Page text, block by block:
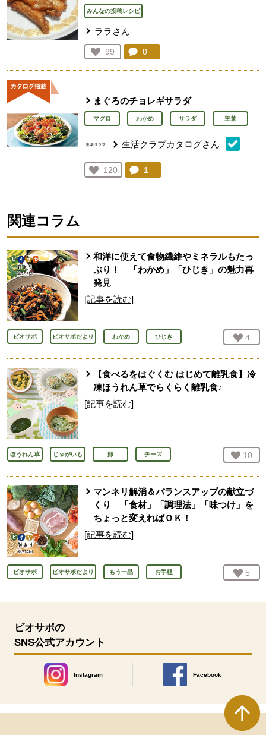
みんなの投稿レシピ
ララさん
お気に入り登録：
99
人が登録
コメント：
0
まぐろのチョレギサラダ
マグロ わかめ サラダ 主菜
生活クラブカタログさん
お気に入り登録：
120
人が登録
コメント：
1
関連コラム
和洋に使えて食物繊維やミネラルもたっ
ぷり！ 「わかめ」「ひじき」の魅力再
発見
[記事を読む]
ビオサポ ビオサポだより わかめ ひじき お気
4
【食べるをはぐくむ はじめて離乳食】冷
凍ほうれん草でらくらく離乳食♪
[記事を読む]
ほうれん草 じゃがいも 卵 チーズ お気
10
マンネリ解消＆バランスアップの献立づ
くり 「食材」「調理法」「味つけ」を
ちょっと変えればＯＫ！
[記事を読む]
ビオサポ ビオサポだより もう一品 お手軽 お気
5
ビオサポの
SNS公式アカウント
Instagram
別のウィンドウで開きます。
Facebook
別のウィンドウで開きます